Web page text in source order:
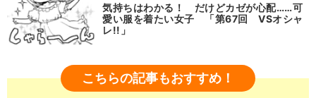
気持ちはわかる！ だけどカゼが心配……可
愛い服を着たい女子 「第67回 VSオシャ
レ!!」
こちらの記事もおすすめ！